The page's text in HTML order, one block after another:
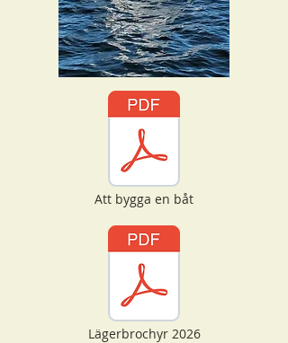
Att bygga en båt
Lägerbrochyr 2026